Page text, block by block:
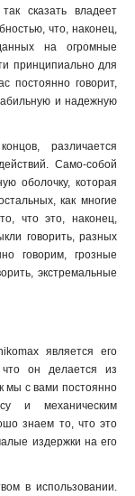
сказать владеет
что, наконец,
на огромные
принципиально для
постоянно говорит,
и надежную
различается
Само-собой
оболочку, которая
как многие
что это, наконец,
говорить, разных
говорим, грозные
экстремальные
является его
что он делается из
мы с вами постоянно
и механическим
знаем то, что это
издержки на его
в использовании.